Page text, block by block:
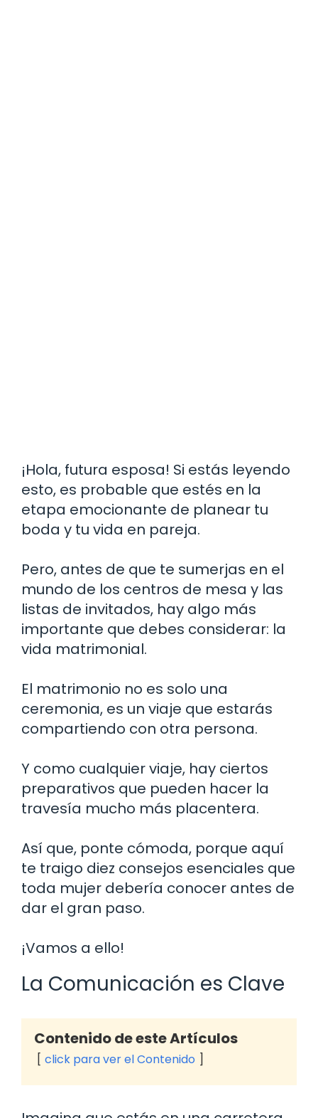
¡Hola, futura esposa! Si estás leyendo
esto, es probable que estés en la
etapa emocionante de planear tu
boda y tu vida en pareja.
Pero, antes de que te sumerjas en el
mundo de los centros de mesa y las
listas de invitados, hay algo más
importante que debes considerar: la
vida matrimonial.
El matrimonio no es solo una
ceremonia, es un viaje que estarás
compartiendo con otra persona.
Y como cualquier viaje, hay ciertos
preparativos que pueden hacer la
travesía mucho más placentera.
Así que, ponte cómoda, porque aquí
te traigo diez consejos esenciales que
toda mujer debería conocer antes de
dar el gran paso.
¡Vamos a ello!
La Comunicación es Clave
Contenido de este Artículos
click para ver el Contenido